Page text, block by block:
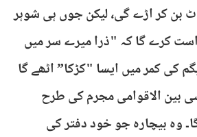
بن کر اڑے گی، لیکن جوں ہی شوہر
کرے گا کہ "ذرا میرے سر میں
کی کمر میں ایسا "کڑکا” اٹھے گا
بین الاقوامی مجرم کی طرح
وہ بیچارہ جو خود دفتر کی